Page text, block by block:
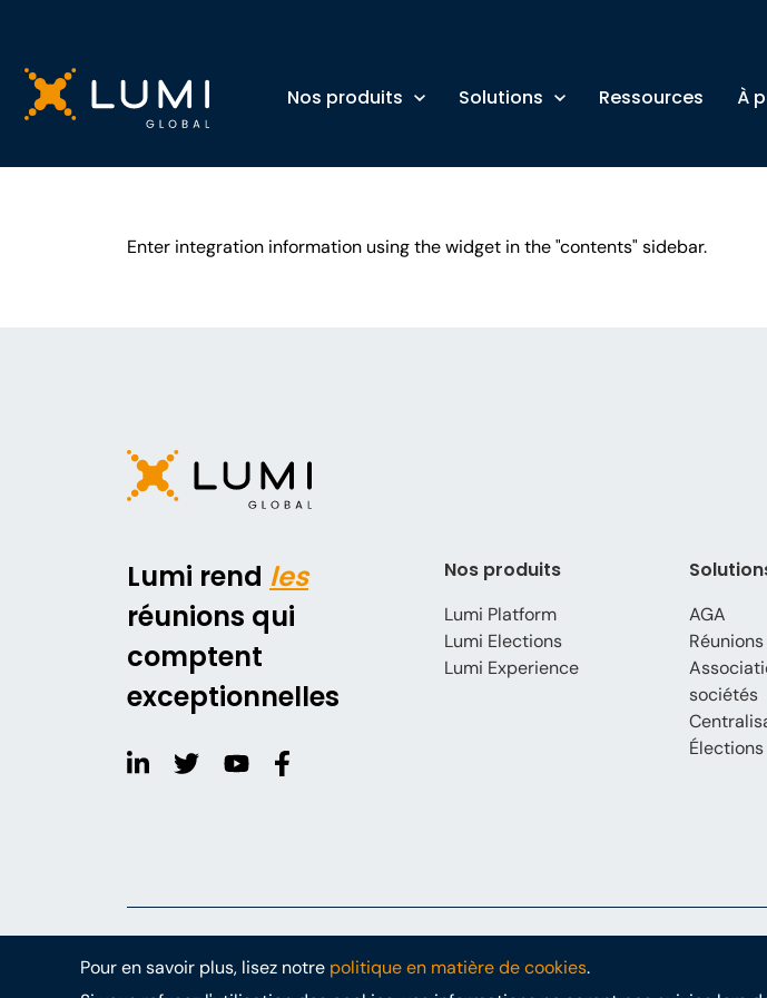
Pour en savoir plus, lisez notre politique en matière de cookies.
Nos produits Solutions Ressources À
Enter integration information using the widget in the "contents" sidebar.
Lumi rend les
réunions qui
comptent
exceptionnelles
Nos produits
Lumi Platform
Lumi Elections
Lumi Experience
AGA
Réunions
sociétés
Élections
© Lumi Global Politique relative aux cookies Politique de confidentialité